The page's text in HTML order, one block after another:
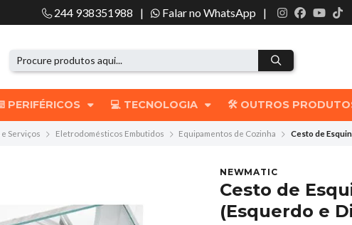
244 938351988 | Falar no WhatsApp |
PERIFÉRICOS 💻 TECNOLOGIA 🛠️ OUTROS
Serviços Eletrodomésticos Embutidos Equipamentos de Cozinha Cesto de
NEWMATIC
Cesto de
(Esquerdo e